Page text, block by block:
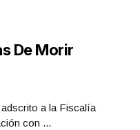
De Morir
a la Fiscalía
con ...